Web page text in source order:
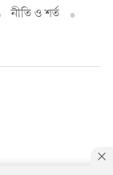
নীতি ও শর্ত